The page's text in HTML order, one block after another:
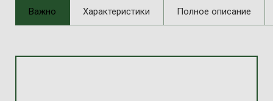
Важно Характеристики Полное описание